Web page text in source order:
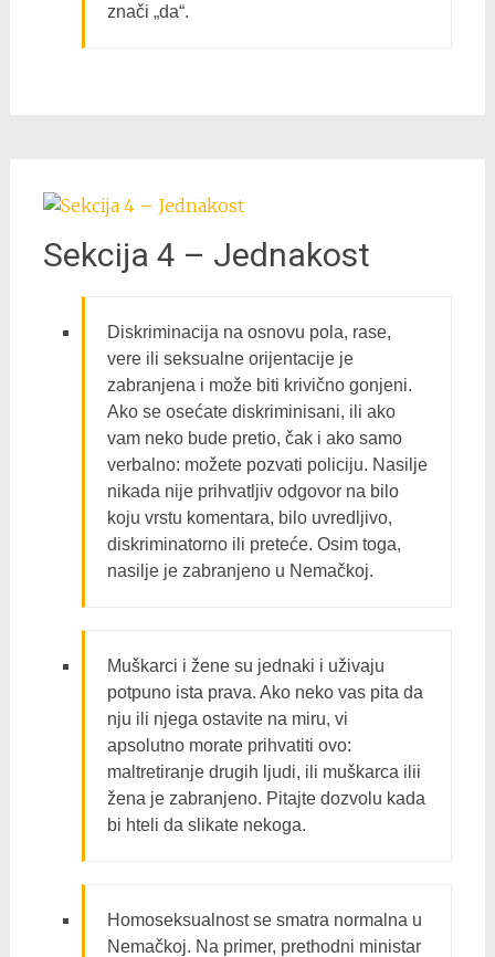
znači „da“.
Sekcija 4 – Jednakost
Diskriminacija na osnovu pola, rase,
vere ili seksualne orijentacije je
zabranjenа i može biti krivično gonjeni.
Ako se osećate diskriminisani, ili ako
vam neko bude pretio, čak i ako samo
verbalno: možete pozvati policiju. Nasilje
nikada nije prihvatljiv odgovor na bilo
koju vrstu komentara, bilo uvredljivo,
diskriminatorno ili pretećе. Osim toga,
nasilje je zabranjeno u Nemačkoj.
Muškarci i žene su jednaki i uživaju
potpuno ista prava. Ako neko vas pita da
nju ili njega ostavite na miru, vi
apsolutno morate prihvatiti ovo:
maltretiranje drugih ljudi, ili muškarca ilii
žena je zabranjeno. Pitajte dozvolu kada
bi hteli da slikate nekoga.
Homoseksualnost se smatra normalna u
Nemačkoj. Na primer, prethodni ministar